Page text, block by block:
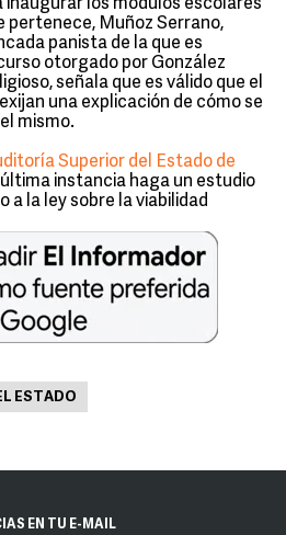
inaugurar los módulos escolares
pertenece, Muñoz Serrano,
panista de la que es
otorgado por González
señala que es válido que el
una explicación de cómo se
mismo.
Superior del Estado de
última instancia haga un estudio
a la ley sobre la viabilidad
ESTADO
EN TU E-MAIL